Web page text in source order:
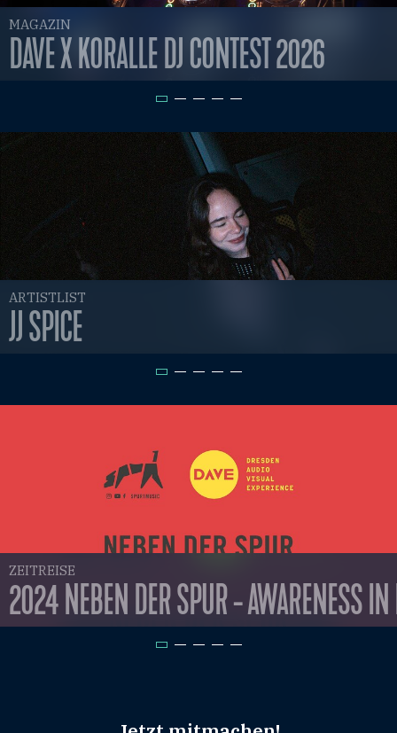
MAGAZIN
DAVE X KORALLE DJ CONTEST 2026
ARTISTLIST
JJ SPICE
ZEITREISE
2024 NEBEN DER SPUR - AWARENESS IN